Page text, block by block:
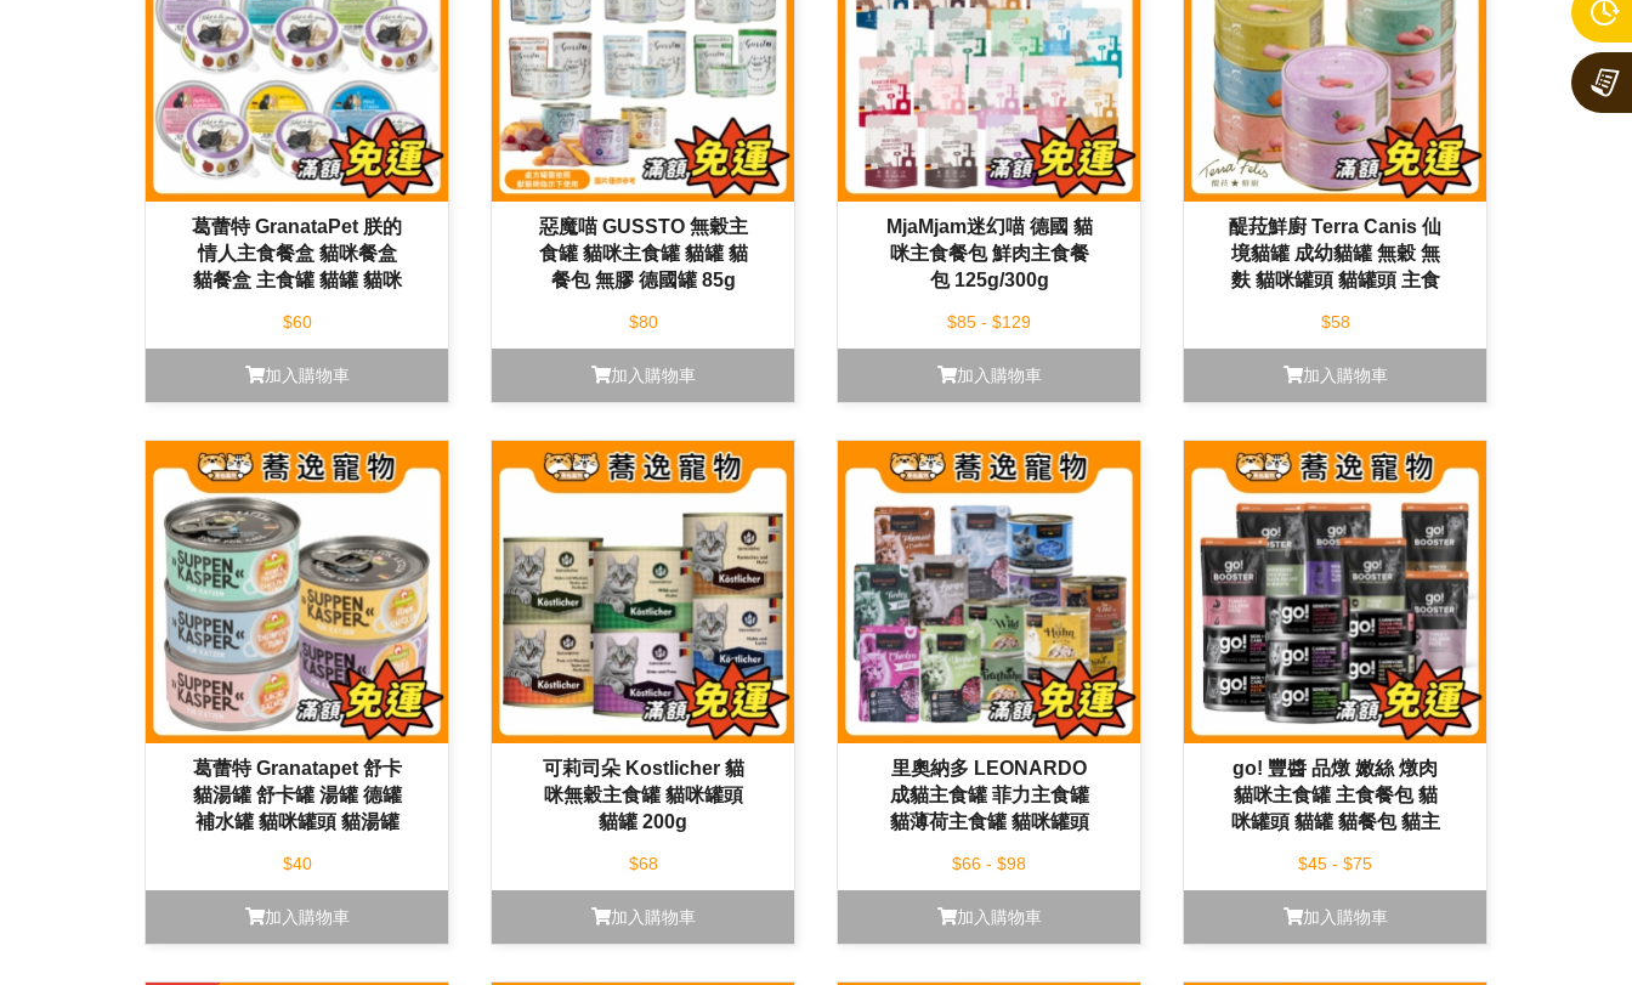
葛蕾特 GranataPet 朕的
情人主食餐盒 貓咪餐盒
貓餐盒 主食罐 貓罐 貓咪
$60
加入購物車
惡魔喵 GUSSTO 無穀主
食罐 貓咪主食罐 貓罐 貓
餐包 無膠 德國罐 85g
$80
加入購物車
MjaMjam迷幻喵 德國 貓
咪主食餐包 鮮肉主食餐
包 125g/300g
$85 - $129
加入購物車
醍菈鮮廚 Terra Canis 仙
境貓罐 成幼貓罐 無穀 無
麩 貓咪罐頭 貓罐頭 主食
$58
加入購物車
葛蕾特 Granatapet 舒卡
貓湯罐 舒卡罐 湯罐 德罐
補水罐 貓咪罐頭 貓湯罐
$40
加入購物車
可莉司朵 Kostlicher 貓
咪無穀主食罐 貓咪罐頭
貓罐 200g
$68
加入購物車
里奧納多 LEONARDO
成貓主食罐 菲力主食罐
貓薄荷主食罐 貓咪罐頭
85g/200g
$66 - $98
加入購物車
go! 豐醬 品燉 嫩絲 燉肉
貓咪主食罐 主食餐包 貓
咪罐頭 貓罐 貓餐包 貓主
$45 - $75
加入購物車